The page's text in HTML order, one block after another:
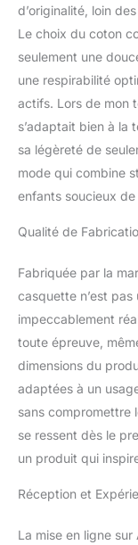
d’originalité, loin
Le choix du coton
seulement une
une respirabilité
actifs. Lors de mon
s’adaptait bien à la
sa légèreté de
mode qui combine
enfants soucieux
Qualité de
Fabriquée par la
casquette n’est
impeccablement
toute épreuve,
dimensions du
adaptées à un
sans compromettre
se ressent dès le
un produit qui
Réception et
La mise en ligne